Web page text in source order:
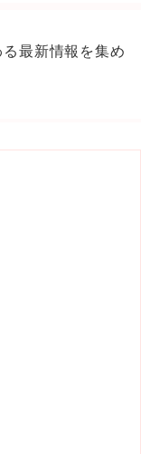
最新情報を集め